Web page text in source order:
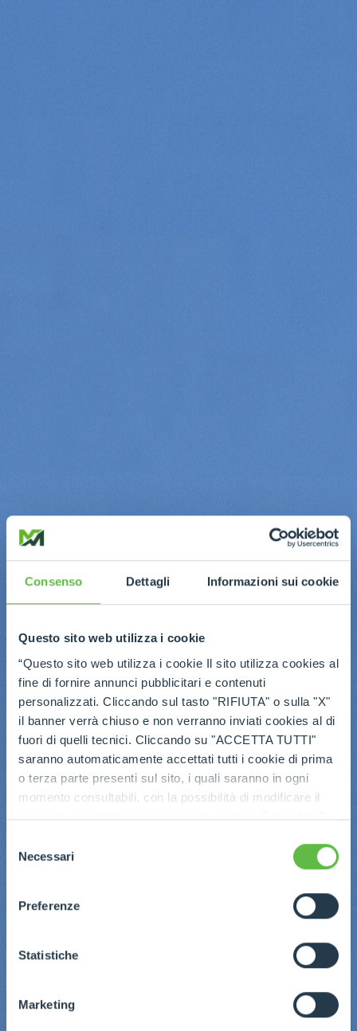
Consenso Dettagli Informazioni sui cookie
Questo sito web utilizza i cookie
“Questo sito web utilizza i cookie Il sito utilizza cookies al
fine di fornire annunci pubblicitari e contenuti
personalizzati. Cliccando sul tasto "RIFIUTA" o sulla "X"
il banner verrà chiuso e non verranno inviati cookies al di
fuori di quelli tecnici. Cliccando su "ACCETTA TUTTI"
saranno automaticamente accettati tutti i cookie di prima
o terza parte presenti sul sito, i quali saranno in ogni
momento consultabili, con la possibilità di modificare il
consenso prestato per ogni singolo cookie. Come fare?
ogni pagina, selezionare "Modifichi il suo consenso" e
dell'informativa completa nel footer presente in ogni
pagina. Per esercitare i diritti riconosciuti all'interessato ai
GDPR abbiamo predisposto una
apposita procedura.
delNecessari
Preferenze
Statistiche
Marketing